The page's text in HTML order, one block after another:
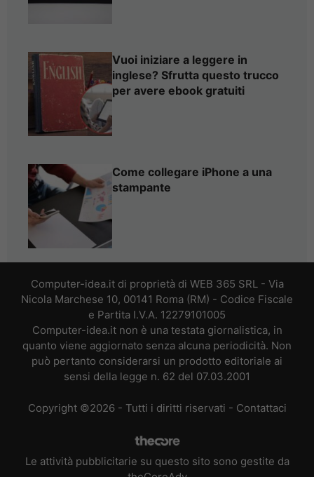
Vuoi iniziare a leggere in
inglese? Sfrutta questo trucco
per avere ebook gratuiti
Come collegare iPhone a una
stampante
Computer-idea.it di proprietà di WEB 365 SRL - Via
Nicola Marchese 10, 00141 Roma (RM) - Codice Fiscale
e Partita I.V.A. 12279101005
Computer-idea.it non è una testata giornalistica, in
quanto viene aggiornato senza alcuna periodicità. Non
può pertanto considerarsi un prodotto editoriale ai
sensi della legge n. 62 del 07.03.2001
Copyright ©2026 - Tutti i diritti riservati - Contattaci
Le attività pubblicitarie su questo sito sono gestite da